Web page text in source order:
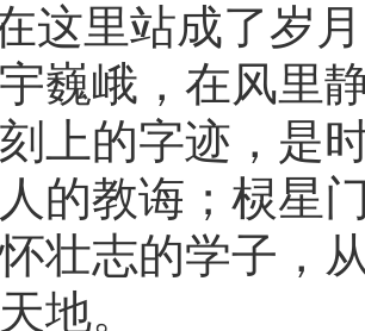
这里站成了岁
巍峨，在风里
上的字迹，是
的教诲；棂星
壮志的学子，
地。